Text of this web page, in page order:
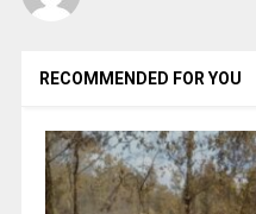
RECOMMENDED FOR YOU